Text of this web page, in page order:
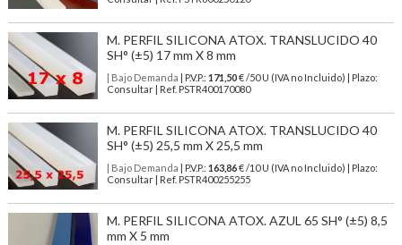
M. PERFIL SILICONA ATOX. TRANSLUCIDO 40
SH° (±5) 17 mm X 8 mm
| Bajo Demanda | P.V.P.: 171,50€ /50 U (IVA no Incluido) | Plazo:
Consultar | Ref. PSTR400170080
M. PERFIL SILICONA ATOX. TRANSLUCIDO 40
SH° (±5) 25,5 mm X 25,5 mm
| Bajo Demanda | P.V.P.: 163,86€ /10 U (IVA no Incluido) | Plazo:
Consultar | Ref. PSTR400255255
M. PERFIL SILICONA ATOX. AZUL 65 SH° (±5) 8,5
mm X 5 mm